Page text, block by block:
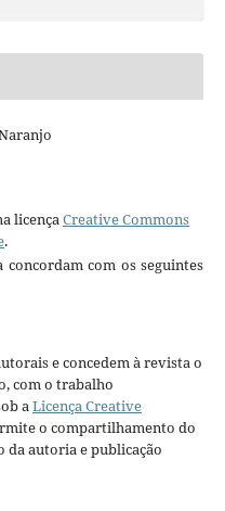
licençaCreative Commons
.
com os seguintes
e concedem à revista o
com o trabalho
aLicença Creative
o compartilhamento do
autoria e publicação